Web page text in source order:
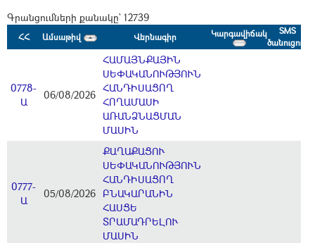
Գրանցումների քանակը` 12739
ՀՀ Ամսաթիվ Վերնագիր Կարգավիճակ
SMS
ծանուցում
0778-
Ա
06/08/2026
ՀԱՄԱՅՆՔԱՅԻՆ
ՍԵՓԱԿԱՆՈՒԹՅՈՒՆ
ՀԱՆԴԻՍԱՑՈՂ
ՀՈՂԱՄԱՍԻ
ԱՌԱՆՁՆԱՑՄԱՆ
ՄԱՍԻՆ
0777-
Ա
05/08/2026
ՔԱՂԱՔԱՑՈՒ
ՍԵՓԱԿԱՆՈՒԹՅՈՒՆ
ՀԱՆԴԻՍԱՑՈՂ
ԲՆԱԿԱՐԱՆԻՆ
ՀԱՍՑԵ
ՏՐԱՄԱԴՐԵԼՈՒ
ՄԱՍԻՆ